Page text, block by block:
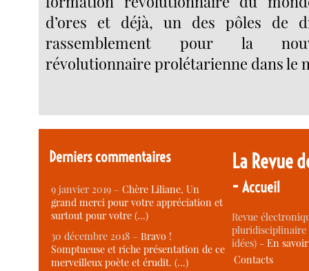
d’ores et déjà, un des pôles de
rassemblement pour la
révolutionnaire prolétarienne dans le
Derniers commentaires
9 janvier 2019 –Chère Liliane, Un
grand merci pour votre appréciation et
surtout pour votre (…)
30 décembre 2018 –Bravo !
Somptueuse et riche présentation de ce
merveilleux poète et érudit. (…)
La Revue
-Accueil
Revue
idées) -En
Contacts